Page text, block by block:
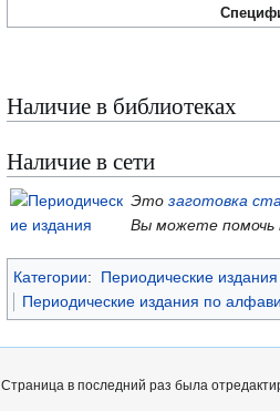
Наличие в библиотеках
Наличие в сети
Это заготовка
Вы можете помочь
Категории:
Периодические
Периодические издания по
Страница в последний раз была